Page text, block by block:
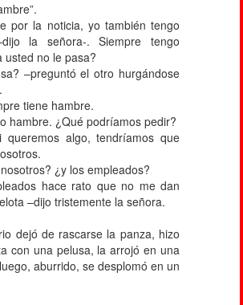
por la noticia, yo también tengo
la señora-. Siempre tengo
usted no le pasa?
–preguntó el otro hurgándose
tiene hambre.
hambre. ¿Qué podríamos pedir?
queremos algo, tendríamos que
¿y los empleados?
hace rato que no me dan
–dijo tristemente la señora.
dejó de rascarse la panza, hizo
con una pelusa, la arrojó en una
aburrido, se desplomó en un